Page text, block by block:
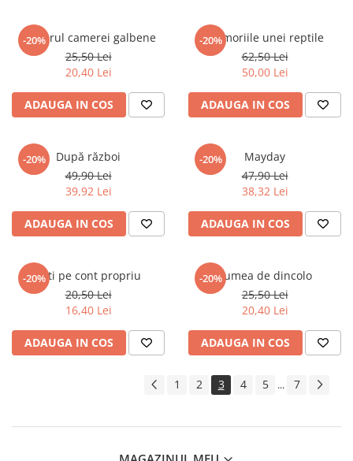
-20%
Misterul camerei galbene
25,50 Lei
20,40 Lei
ADAUGA IN COS
-20%
Memoriile unei reptile
62,50 Lei
50,00 Lei
ADAUGA IN COS
-20%
După război
49,90 Lei
39,92 Lei
ADAUGA IN COS
-20%
Mayday
47,90 Lei
38,32 Lei
ADAUGA IN COS
-20%Ești pe cont propriu
20,50 Lei
16,40 Lei
ADAUGA IN COS
-20%Lumea de dincolo
25,50 Lei
20,40 Lei
ADAUGA IN COS
1 2 3 4 5 ... 7